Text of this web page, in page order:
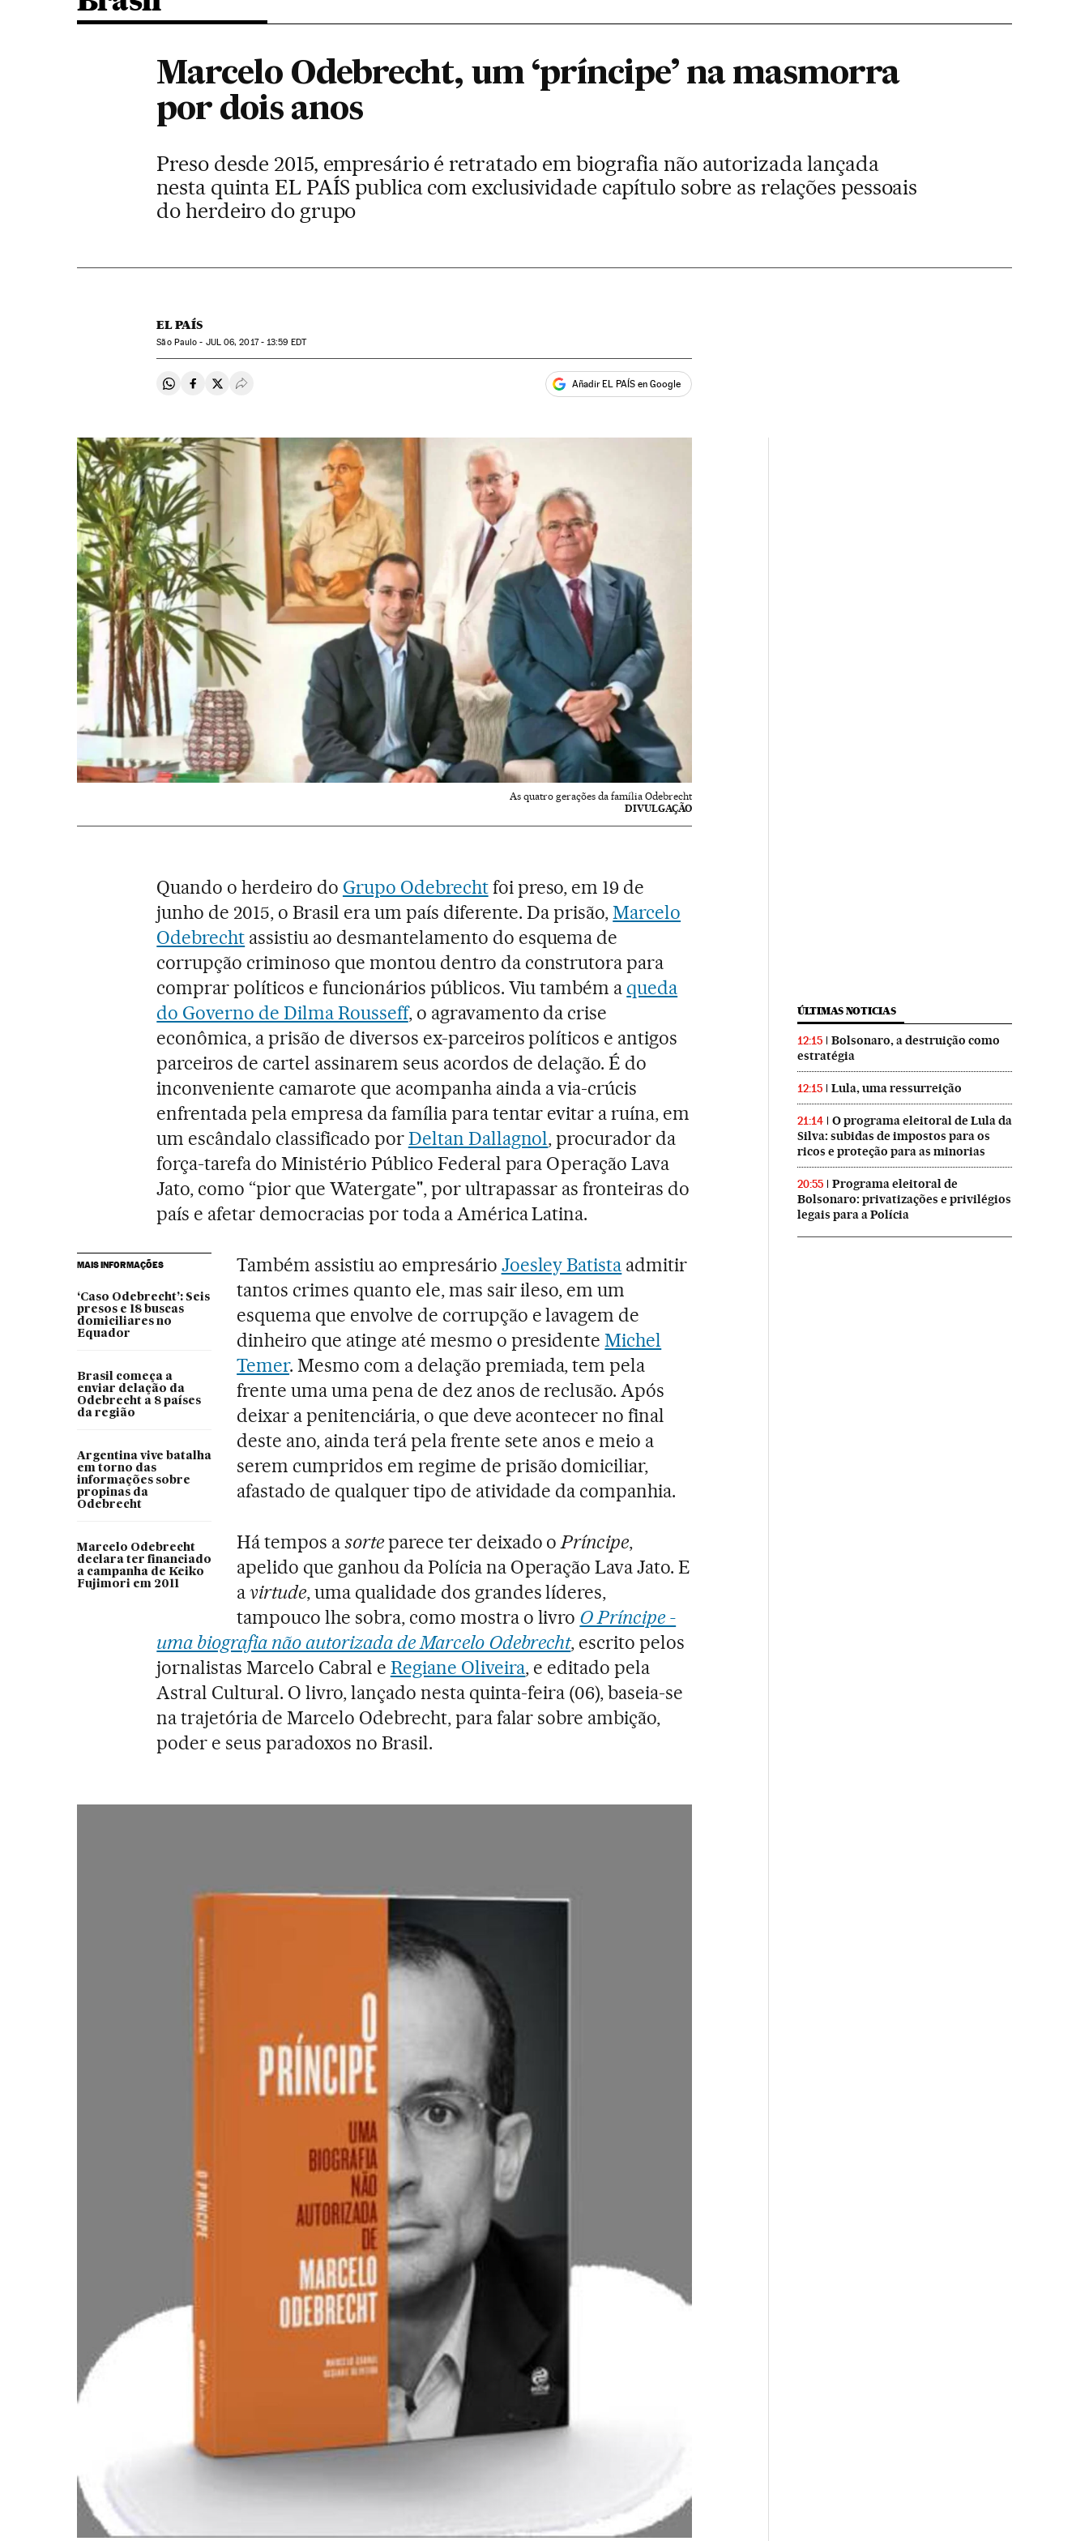
Marcelo Odebrecht, um ‘príncipe’ na masmorra
por dois anos
Preso desde 2015, empresário é retratado em biografia não autorizada lançada
nesta quinta EL PAÍS publica com exclusividade capítulo sobre as relações pessoais
do herdeiro do grupo
EL PAÍS
São Paulo - JUL06, 2017 - 13:59 EDT
Compartir en Whatsapp
Compartir en Facebook
Compartir en Twitter
Desplegar Redes Sociales Añadir EL PAÍS en Google
As quatro gerações da família Odebrecht
DIVULGAÇÃO
Quando o herdeiro do Grupo Odebrechtfoi preso, em 19 de
junho de 2015, o Brasil era um país diferente. Da prisão,Marcelo
Odebrecht assistiu ao desmantelamento do esquema de
corrupção criminoso que montou dentro da construtora para
comprar políticos e funcionários públicos. Viu também a queda
do Governo de Dilma Rousseff, o agravamento da crise
econômica, a prisão de diversos ex-parceiros políticos e antigos
parceiros de cartel assinarem seus acordos de delação. É do
inconveniente camarote que acompanha ainda a via-crúcis
enfrentada pela empresa da família para tentar evitar a ruína, em
um escândalo classificado porDeltan Dallagnol, procurador da
força-tarefa do Ministério Público Federal para Operação Lava
Jato, como “pior que Watergate", por ultrapassar as fronteiras do
país e afetar democracias por toda a América Latina.
MAIS INFORMAÇÕES
‘Caso Odebrecht’: Seis
presos e 18 buscas
domiciliares no
Equador
Brasil começa a
enviar delação da
Odebrecht a 8 países
da região
Argentina vive batalha
em torno das
informações sobre
propinas da
Odebrecht
Marcelo Odebrecht
declara ter financiado
a campanha de Keiko
Fujimori em 2011
Também assistiu ao empresário Joesley Batista admitir
tantos crimes quanto ele, mas sair ileso, em um
esquema que envolve de corrupção e lavagem de
dinheiro que atinge até mesmo o presidenteMichel
Temer. Mesmo com a delação premiada, tem pela
frente uma uma pena de dez anos de reclusão. Após
deixar a penitenciária, o que deve acontecer no final
deste ano, ainda terá pela frente sete anos e meio a
serem cumpridos em regime de prisão domiciliar,
afastado de qualquer tipo de atividade da companhia.
Há tempos asorteparece ter deixado oPríncipe,
apelido que ganhou da Polícia na Operação Lava Jato. E
avirtude, uma qualidade dos grandes líderes,
tampouco lhe sobra, como mostra o livro O Príncipe -
uma biografia não autorizada de Marcelo Odebrecht, escrito pelos
jornalistas Marcelo Cabral e Regiane Oliveira, e editado pela
Astral Cultural. O livro, lançado nesta quinta-feira (06), baseia-se
na trajetória de Marcelo Odebrecht, para falar sobre ambição,
poder e seus paradoxos no Brasil.
ÚLTIMAS NOTICIAS
12:15
Bolsonaro, a destruição como
estratégia
12:15 Lula, uma ressurreição
21:14
O programa eleitoral de Lula da
Silva: subidas de impostos para os
ricos e proteção para as minorias
20:55
Programa eleitoral de
Bolsonaro: privatizações e privilégios
legais para a Polícia